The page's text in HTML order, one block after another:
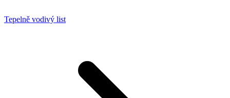
Tepelně vodivý list